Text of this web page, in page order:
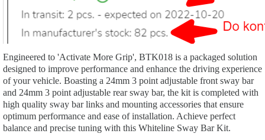
Engineered to 'Activate More Grip', BTK018 is a packaged solution
designed to improve performance and enhance the driving experience
of your vehicle. Boasting a 24mm 3 point adjustable front sway bar
and 24mm 3 point adjustable rear sway bar, the kit is completed with
high quality sway bar links and mounting accessories that ensure
optimum performance and ease of installation. Achieve perfect
balance and precise tuning with this Whiteline Sway Bar Kit.